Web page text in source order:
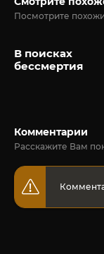
Посмотрите
В поисках
бессмертия
Комментарии
Расскажите Вам